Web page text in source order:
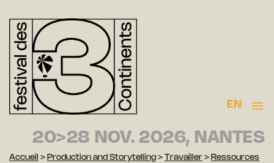
EN
20>28 NOV. 2026, NANTES
Accueil > Production and Storytelling > Travailler > Ressources